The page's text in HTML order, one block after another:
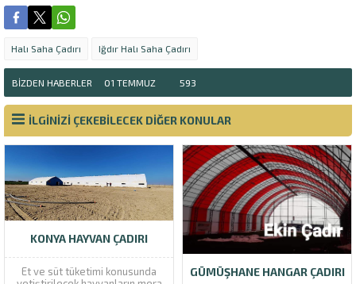
Halı Saha Çadırı Iğdır Halı Saha Çadırı
BIZDEN HABERLER 01 TEMMUZ 593
İLGİNİZİ ÇEKEBİLECEK DİĞER KONULAR
KONYA HAYVAN ÇADIRI
Et ve süt tüketimi konusunda
GÜMÜŞHANE HANGAR ÇADIRI